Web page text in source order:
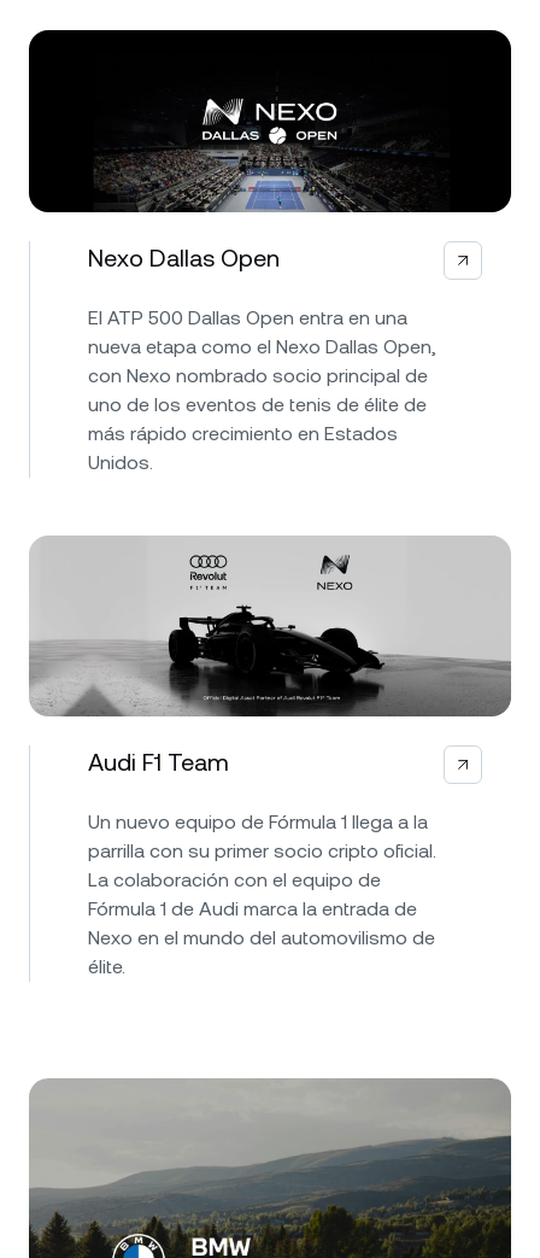
Nexo Dallas Open
El ATP 500 Dallas Open entra en una
nueva etapa como el Nexo Dallas Open,
con Nexo nombrado socio principal de
uno de los eventos de tenis de élite de
más rápido crecimiento en Estados
Unidos.
Audi F1 Team
Un nuevo equipo de Fórmula 1 llega a la
parrilla con su primer socio cripto oficial.
La colaboración con el equipo de
Fórmula 1 de Audi marca la entrada de
Nexo en el mundo del automovilismo de
élite.